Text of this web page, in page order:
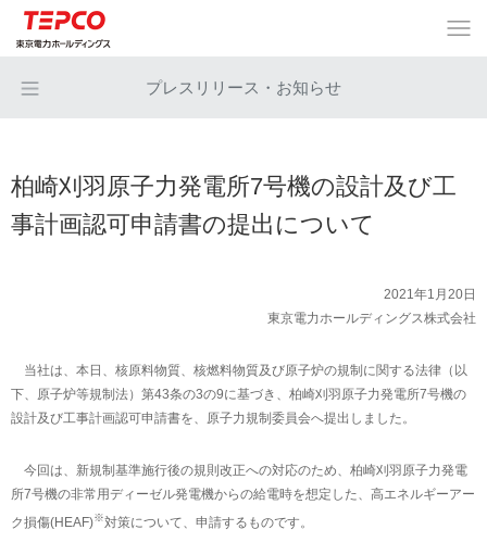
プレスリリース・お知らせ
柏崎刈羽原子力発電所7号機の設計及び工
事計画認可申請書の提出について
2021年1月20日
東京電力ホールディングス株式会社
当社は、本日、核原料物質、核燃料物質及び原子炉の規制に関する法律（以
下、原子炉等規制法）第43条の3の9に基づき、柏崎刈羽原子力発電所7号機の
設計及び工事計画認可申請書を、原子力規制委員会へ提出しました。
今回は、新規制基準施行後の規則改正への対応のため、柏崎刈羽原子力発電
所7号機の非常用ディーゼル発電機からの給電時を想定した、高エネルギーアー
ク損傷(HEAF)※対策について、申請するものです。